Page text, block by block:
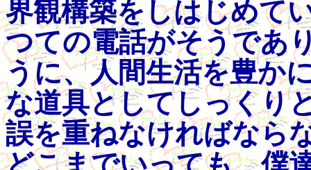
界観構築をしはじめて
つての電話がそうであ
うに、人間生活を豊か
な道具としてしっくり
誤を重ねなければなら